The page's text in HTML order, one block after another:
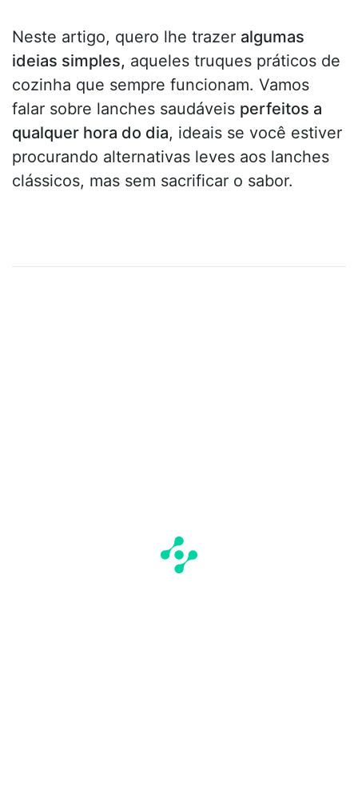
Neste artigo, quero lhe trazer algumas
ideias simples, aqueles truques práticos de
cozinha que sempre funcionam. Vamos
falar sobre lanches saudáveis perfeitos a
qualquer hora do dia, ideais se você estiver
procurando alternativas leves aos lanches
clássicos, mas sem sacrificar o sabor.